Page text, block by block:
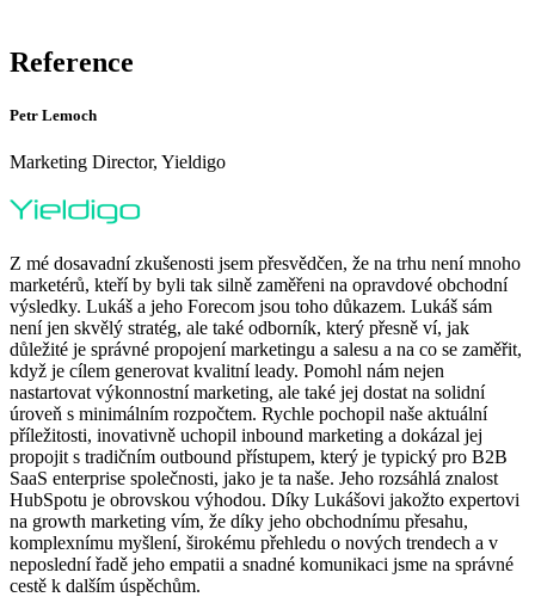
Reference
Petr Lemoch
Marketing Director, Yieldigo
Z mé dosavadní zkušenosti jsem přesvědčen, že na trhu není mnoho
marketérů, kteří by byli tak silně zaměřeni na opravdové obchodní
výsledky. Lukáš a jeho Forecom jsou toho důkazem. Lukáš sám
není jen skvělý stratég, ale také odborník, který přesně ví, jak
důležité je správné propojení marketingu a salesu a na co se zaměřit,
když je cílem generovat kvalitní leady. Pomohl nám nejen
nastartovat výkonnostní marketing, ale také jej dostat na solidní
úroveň s minimálním rozpočtem. Rychle pochopil naše aktuální
příležitosti, inovativně uchopil inbound marketing a dokázal jej
propojit s tradičním outbound přístupem, který je typický pro B2B
SaaS enterprise společnosti, jako je ta naše. Jeho rozsáhlá znalost
HubSpotu je obrovskou výhodou. Díky Lukášovi jakožto expertovi
na growth marketing vím, že díky jeho obchodnímu přesahu,
komplexnímu myšlení, širokému přehledu o nových trendech a v
neposlední řadě jeho empatii a snadné komunikaci jsme na správné
cestě k dalším úspěchům.